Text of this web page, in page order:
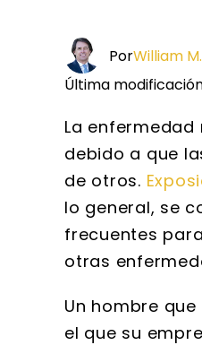
PorWilliam
Última
La
debido a que
de otros.
lo general, se
frecuentes
otras
Un hombre
el que su